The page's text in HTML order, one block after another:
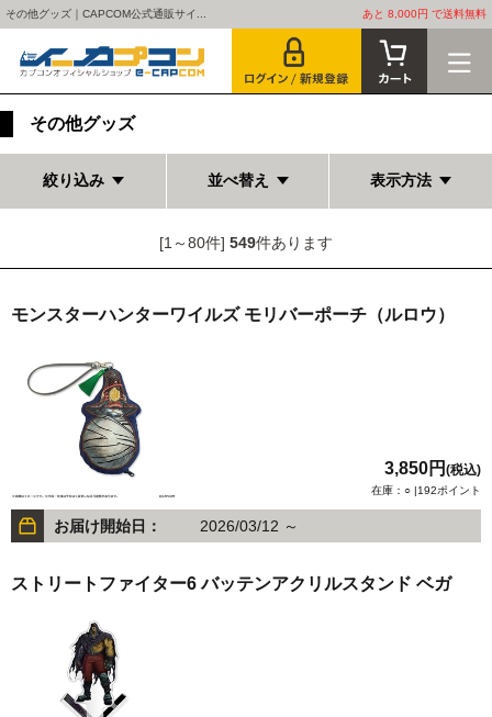
その他グッズ｜CAPCOM公式通販サイ... あと 8,000円 で送料無料
その他グッズ
絞り込み 並べ替え 表示方法
[1～80件] 549件あります
モンスターハンターワイルズ モリバーポーチ（ルロウ）
3,850円 (税込)
在庫：○ |192ポイント
お届け開始日： 2026/03/12 ～
ストリートファイター6 バッテンアクリルスタンド ベガ